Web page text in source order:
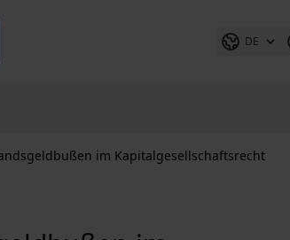
DE
im Kapitalgesellschaftsrecht